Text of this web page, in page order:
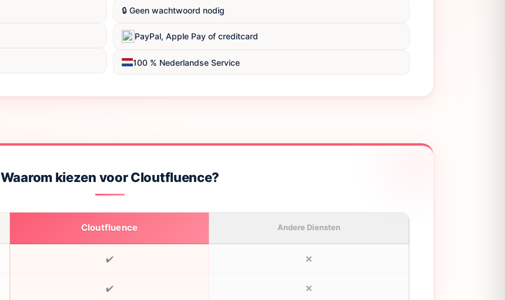
🔒 Geen wachtwoord nodig
PayPal, Apple Pay of creditcard
100 % Nederlandse Service
Waarom kiezen voor Cloutfluence?
Cloutfluence Andere Diensten
✔️ ❌
✔️ ❌